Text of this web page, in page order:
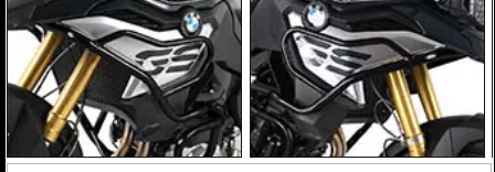
Made in Germanyの品質: 高精度な冷間曲げ加工と、均一で強固な溶接技術。ド
イツ本国で生産されるそのパイプは、ライダーの安全を託すに足る、強靭な守
り神として完成されています。